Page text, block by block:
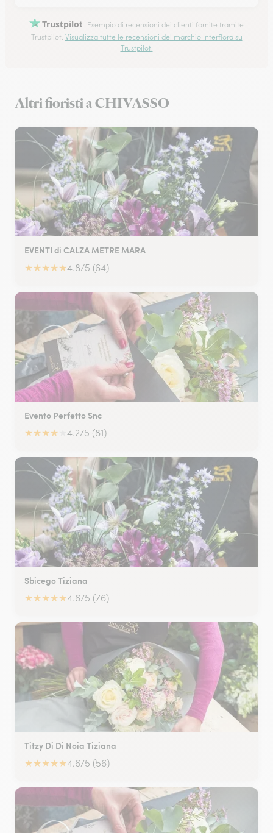
Trustpilot
Esempio di recensioni dei clienti fornite tramite
Trustpilot. Visualizza tutte le recensioni del marchio Interflora su
Trustpilot.
Altri fioristi a CHIVASSO
EVENTI di CALZA METRE MARA
★★★★★4.8/5 (64)
Evento Perfetto Snc
★★★★ 4.2/5 (81)
Sbicego Tiziana
★★★★★4.6/5 (76)
Titzy Di Di Noia Tiziana
★★★★★4.6/5 (56)